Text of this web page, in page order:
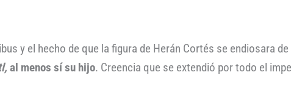
y el hecho de que la figura de Herán Cortés se endiosara
al menos sí su hijo. Creencia que se extendió por todo el